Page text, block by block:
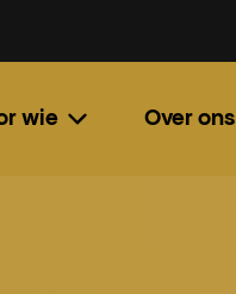
wie Over ons